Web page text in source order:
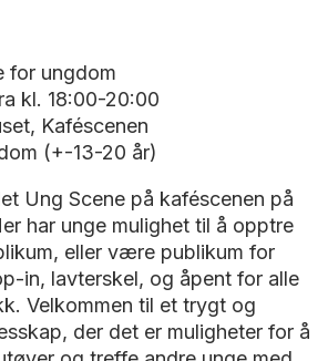
for ungdom
kl. 18:00-20:00
Kaféscenen
(+-13-20 år)
Ung Scene på kaféscenen på
har unge mulighet til å opptre
eller være publikum for
in, lavterskel, og åpent for alle
Velkommen til et trygt og
der det er muligheter for å